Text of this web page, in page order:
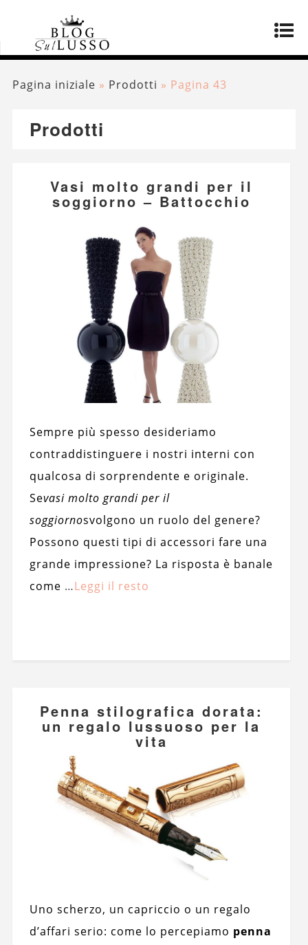
Pagina iniziale » Prodotti » Pagina 43
Prodotti
Vasi molto grandi per il
soggiorno – Battocchio
Sempre più spesso desideriamo
contraddistinguere i nostri interni con
qualcosa di sorprendente e originale.
Sevasi molto grandi per il
soggiornosvolgono un ruolo del genere?
Possono questi tipi di accessori fare una
grande impressione? La risposta è banale
come …Leggi il resto
Penna stilografica dorata:
un regalo lussuoso per la
vita
Uno scherzo, un capriccio o un regalo
d’affari serio: come lo percepiamo penna